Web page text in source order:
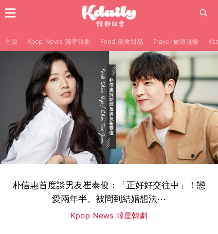
主頁 Kpop News 韓星韓劇 Food 美食甜品 Travel 旅遊玩樂
朴信惠首度談男友崔泰俊：「正好好交往中」！戀
愛兩年半、被問到結婚想法⋯
Kpop News 韓星韓劇